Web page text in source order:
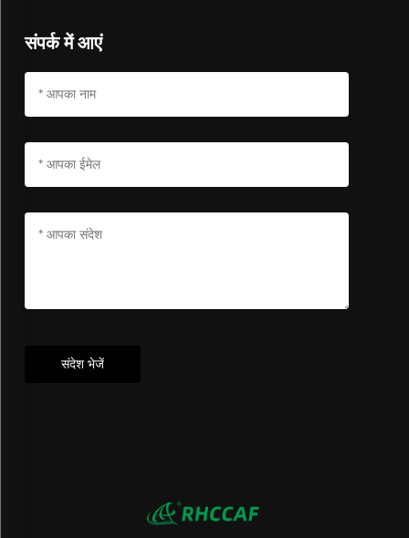
संपर्क में आएं
संदेश भेजें